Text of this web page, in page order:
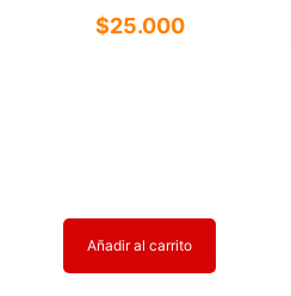
$25.000
Añadir al carrito